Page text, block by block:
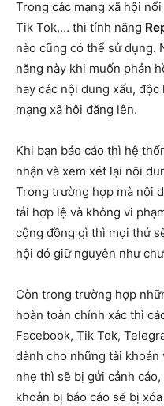
Trong các mạng xã hội
Tik Tok,… thì tính năng
nào cũng có thể sử dụng.
năng này khi muốn phản
hay các nội dung xấu,
mạng xã hội đăng lên.
Khi bạn báo cáo thì hệ
nhận và xem xét lại nội
Trong trường hợp mà nội
tải hợp lệ và không vi
cộng đồng gì thì mọi thứ
hội đó giữ nguyên như
Còn trong trường hợp
hoàn toàn chính xác thì
Facebook, Tik Tok,
dành cho những tài
nhẹ thì sẽ bị gửi cảnh
khoản bị báo cáo sẽ bị